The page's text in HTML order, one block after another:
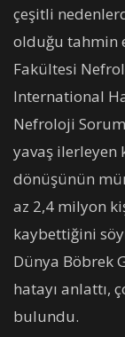
çeşitli
olduğu tahmin
Fakültesi
International
Nefroloji
yavaş ilerleyen
dönüşünün
az 2,4 milyon
kaybettiğini
Dünya Böbrek
hatayı anlattı,
bulundu.